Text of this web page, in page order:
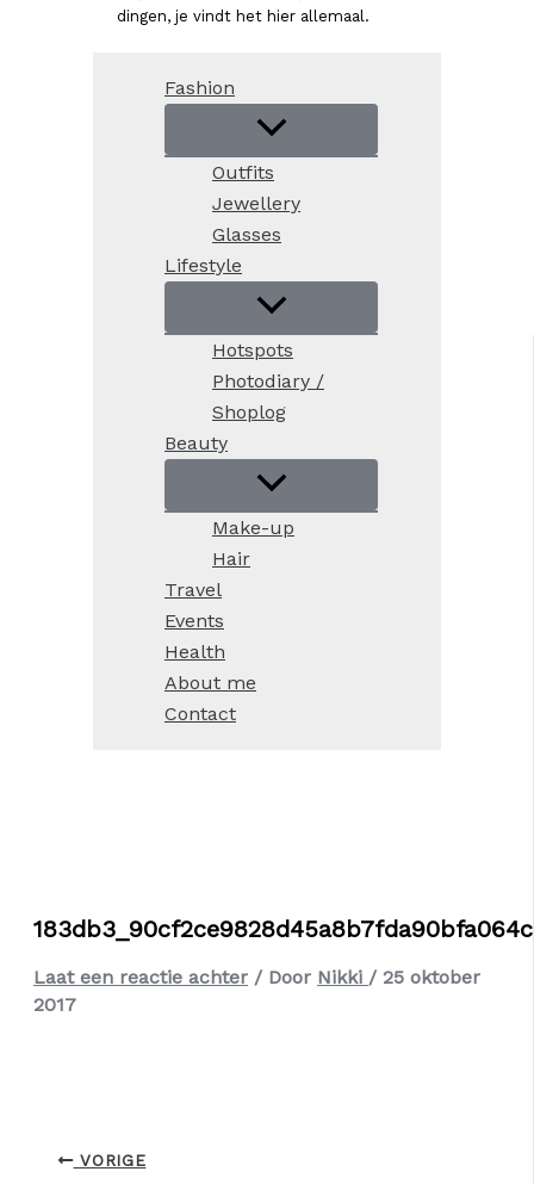
dingen, je vindt het hier allemaal.
Fashion
Outfits
Jewellery
Glasses
Lifestyle
Hotspots
Photodiary /
Shoplog
Beauty
Make-up
Hair
Travel
Events
Health
About me
Contact
Laat een reactie achter / Door Nikki / 25 oktober
2017
VORIGE